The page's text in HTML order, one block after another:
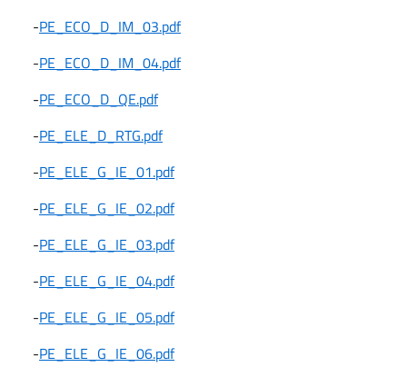
-PE_ECO_D_IM_03.pdf
-PE_ECO_D_IM_04.pdf
-PE_ECO_D_QE.pdf
-PE_ELE_D_RTG.pdf
-PE_ELE_G_IE_01.pdf
-PE_ELE_G_IE_02.pdf
-PE_ELE_G_IE_03.pdf
-PE_ELE_G_IE_04.pdf
-PE_ELE_G_IE_05.pdf
-PE_ELE_G_IE_06.pdf